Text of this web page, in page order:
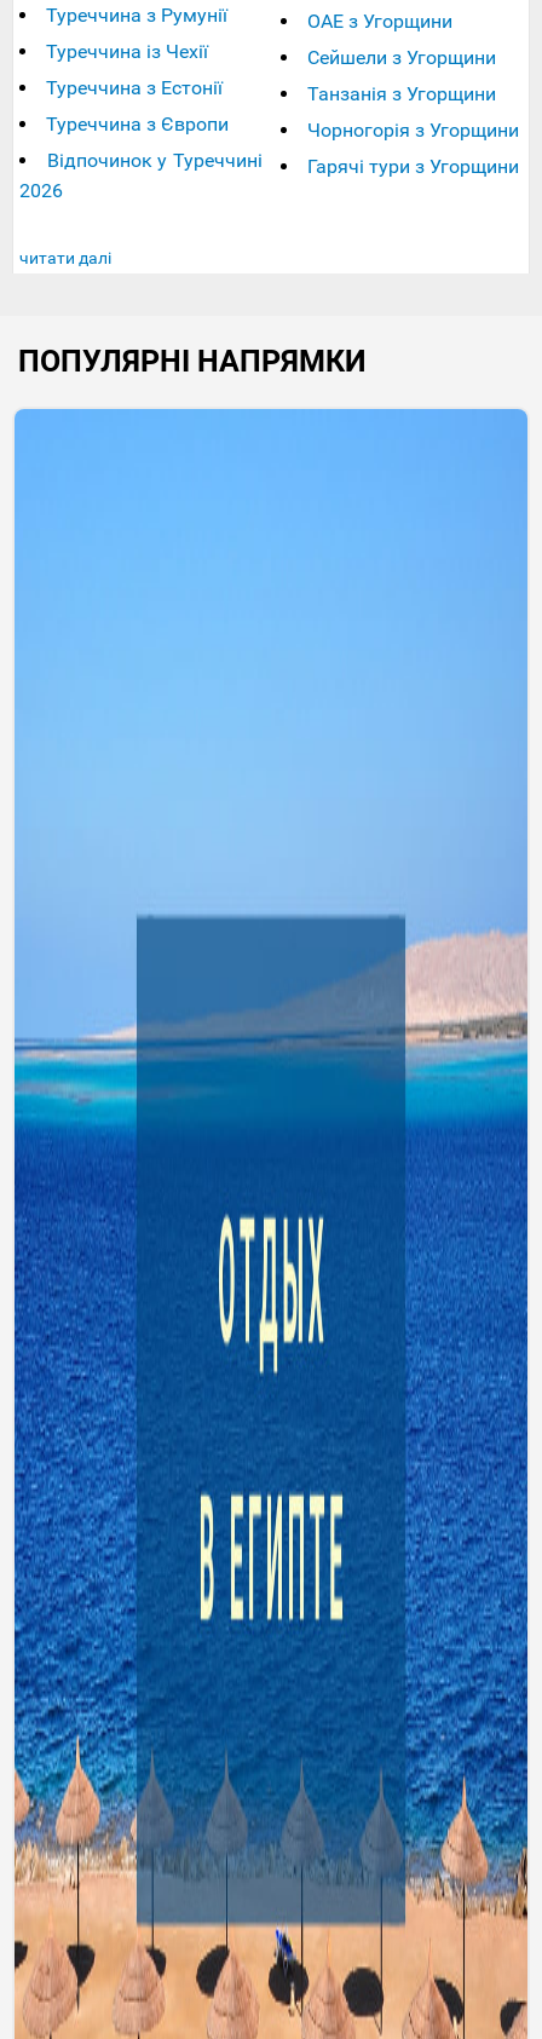
Туреччина з Румунії
Туреччина із Чехії
Туреччина з Естонії
Туреччина з Європи
Відпочинок у Туреччині
2026
ОАЕ з Угорщини
Сейшели з Угорщини
Танзанія з Угорщини
Чорногорія з Угорщини
Гарячі тури з Угорщини
читати далі
ПОПУЛЯРНІ НАПРЯМКИ